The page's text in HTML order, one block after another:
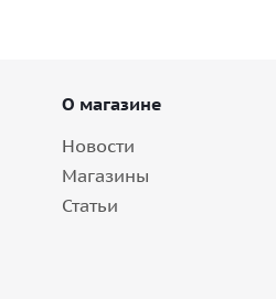
О магазине
Новости
Магазины
Статьи